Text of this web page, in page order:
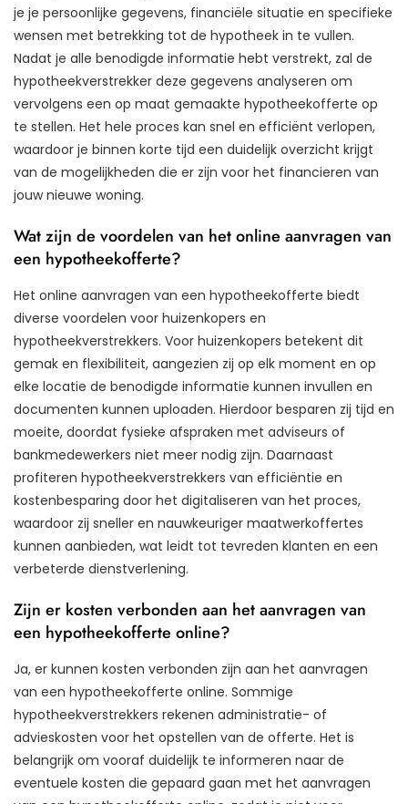
je je persoonlijke gegevens, financiële situatie en specifieke
wensen met betrekking tot de hypotheek in te vullen.
Nadat je alle benodigde informatie hebt verstrekt, zal de
hypotheekverstrekker deze gegevens analyseren om
vervolgens een op maat gemaakte hypotheekofferte op
te stellen. Het hele proces kan snel en efficiënt verlopen,
waardoor je binnen korte tijd een duidelijk overzicht krijgt
van de mogelijkheden die er zijn voor het financieren van
jouw nieuwe woning.
Wat zijn de voordelen van het online aanvragen van
een hypotheekofferte?
Het online aanvragen van een hypotheekofferte biedt
diverse voordelen voor huizenkopers en
hypotheekverstrekkers. Voor huizenkopers betekent dit
gemak en flexibiliteit, aangezien zij op elk moment en op
elke locatie de benodigde informatie kunnen invullen en
documenten kunnen uploaden. Hierdoor besparen zij tijd en
moeite, doordat fysieke afspraken met adviseurs of
bankmedewerkers niet meer nodig zijn. Daarnaast
profiteren hypotheekverstrekkers van efficiëntie en
kostenbesparing door het digitaliseren van het proces,
waardoor zij sneller en nauwkeuriger maatwerkoffertes
kunnen aanbieden, wat leidt tot tevreden klanten en een
verbeterde dienstverlening.
Zijn er kosten verbonden aan het aanvragen van
een hypotheekofferte online?
Ja, er kunnen kosten verbonden zijn aan het aanvragen
van een hypotheekofferte online. Sommige
hypotheekverstrekkers rekenen administratie- of
advieskosten voor het opstellen van de offerte. Het is
belangrijk om vooraf duidelijk te informeren naar de
eventuele kosten die gepaard gaan met het aanvragen